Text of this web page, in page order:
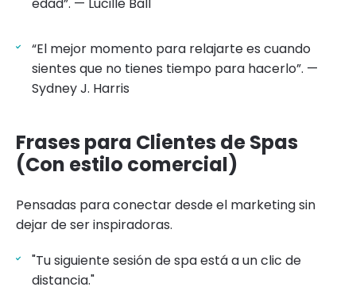
edad”. — Lucille Ball
“El mejor momento para relajarte es cuando
sientes que no tienes tiempo para hacerlo”. —
Sydney J. Harris
Frases para Clientes de Spas
(Con estilo comercial)
Pensadas para conectar desde el marketing sin
dejar de ser inspiradoras.
"Tu siguiente sesión de spa está a un clic de
distancia."